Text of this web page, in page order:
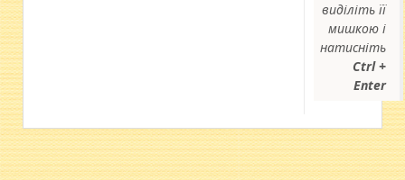
виділіть її
мишкою і
натисніть
Ctrl +
Enter